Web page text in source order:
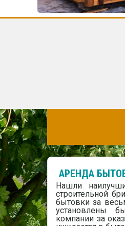
АРЕНДА
Нашли
строительной
бытовки за
установлены
компании за